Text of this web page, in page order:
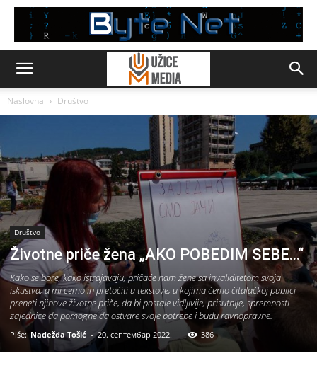
Naslovna Društvo
Društvo
Životne priče žena „AKO POBEDIM SEBE…“
Kako se bore, kako istrajavaju, pričaće nam žene sa invaliditetom svoja
iskustva, a mi ćemo ih pretočiti u tekstove, u kojima ćemo čitalačkoj publici
preneti njihove životne priče, da bi postale vidljivije, prisutnije, spremnosti
zajednice da pomogne da ostvare svoje potrebe i budu ravnopravne.
Piše: Nadežda Tošić - 20. септембар 2022. 386